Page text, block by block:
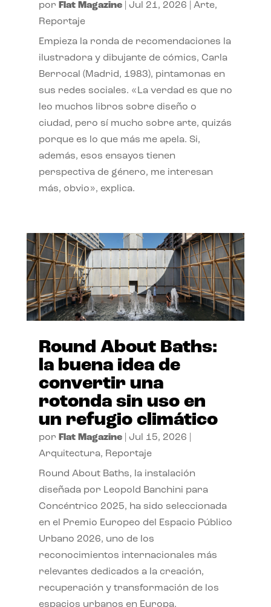
por Flat Magazine| Jul 21, 2026 Arte,
Reportaje
Empieza la ronda de recomendaciones la
ilustradora y dibujante de cómics, Carla
Berrocal (Madrid, 1983), pintamonas en
sus redes sociales. «La verdad es que no
leo muchos libros sobre diseño o
ciudad, pero sí mucho sobre arte, quizás
porque es lo que más me apela. Si,
además, esos ensayos tienen
perspectiva de género, me interesan
más, obvio», explica.
Round About Baths:
la buena idea de
convertir una
rotonda sin uso en
un refugio climático
por Flat Magazine| Jul 15, 2026
Arquitectura, Reportaje
Round About Baths, la instalación
diseñada por Leopold Banchini para
Concéntrico 2025, ha sido seleccionada
en el Premio Europeo del Espacio Público
Urbano 2026, uno de los
reconocimientos internacionales más
relevantes dedicados a la creación,
recuperación y transformación de los
espacios urbanos en Europa.